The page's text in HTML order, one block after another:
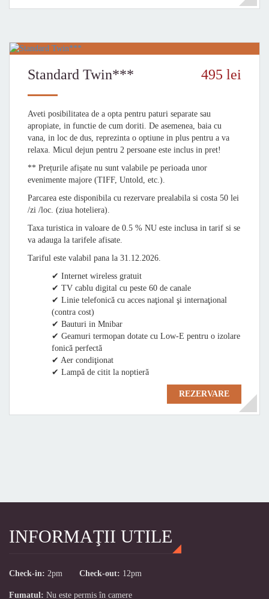
Standard Twin*** 495 lei
Aveti posibilitatea de a opta pentru paturi separate sau
apropiate, in functie de cum doriti. De asemenea, baia cu
vana, in loc de dus, reprezinta o optiune in plus pentru a va
relaxa. Micul dejun pentru 2 persoane este inclus in pret!
** Prețurile afișate nu sunt valabile pe perioada unor
evenimente majore (TIFF, Untold, etc.).
Parcarea este disponibila cu rezervare prealabila si costa 50 lei
/zi /loc. (ziua hoteliera).
Taxa turistica in valoare de 0.5 % NU este inclusa in tarif si se
va adauga la tarifele afisate.
Tariful este valabil pana la 31.12.2026.
✔ Internet wireless gratuit
✔ TV cablu digital cu peste 60 de canale
✔ Linie telefonică cu acces naţional şi internaţional
(contra cost)
✔ Bauturi in Mnibar
✔ Geamuri termopan dotate cu Low-E pentru o izolare
fonică perfectă
✔ Aer condiţionat
✔ Lampă de citit la noptieră
REZERVARE
INFORMAŢII UTILE
Check-in: 2pm Check-out: 12pm
Fumatul: Nu este permis în camere